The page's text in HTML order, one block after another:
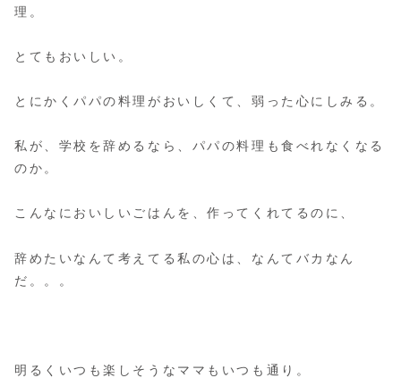
理。
とてもおいしい。
とにかくパパの料理がおいしくて、弱った心にしみる。
私が、学校を辞めるなら、パパの料理も食べれなくなる
のか。
こんなにおいしいごはんを、作ってくれてるのに、
辞めたいなんて考えてる私の心は、なんてバカなん
だ。。。
明るくいつも楽しそうなママもいつも通り。